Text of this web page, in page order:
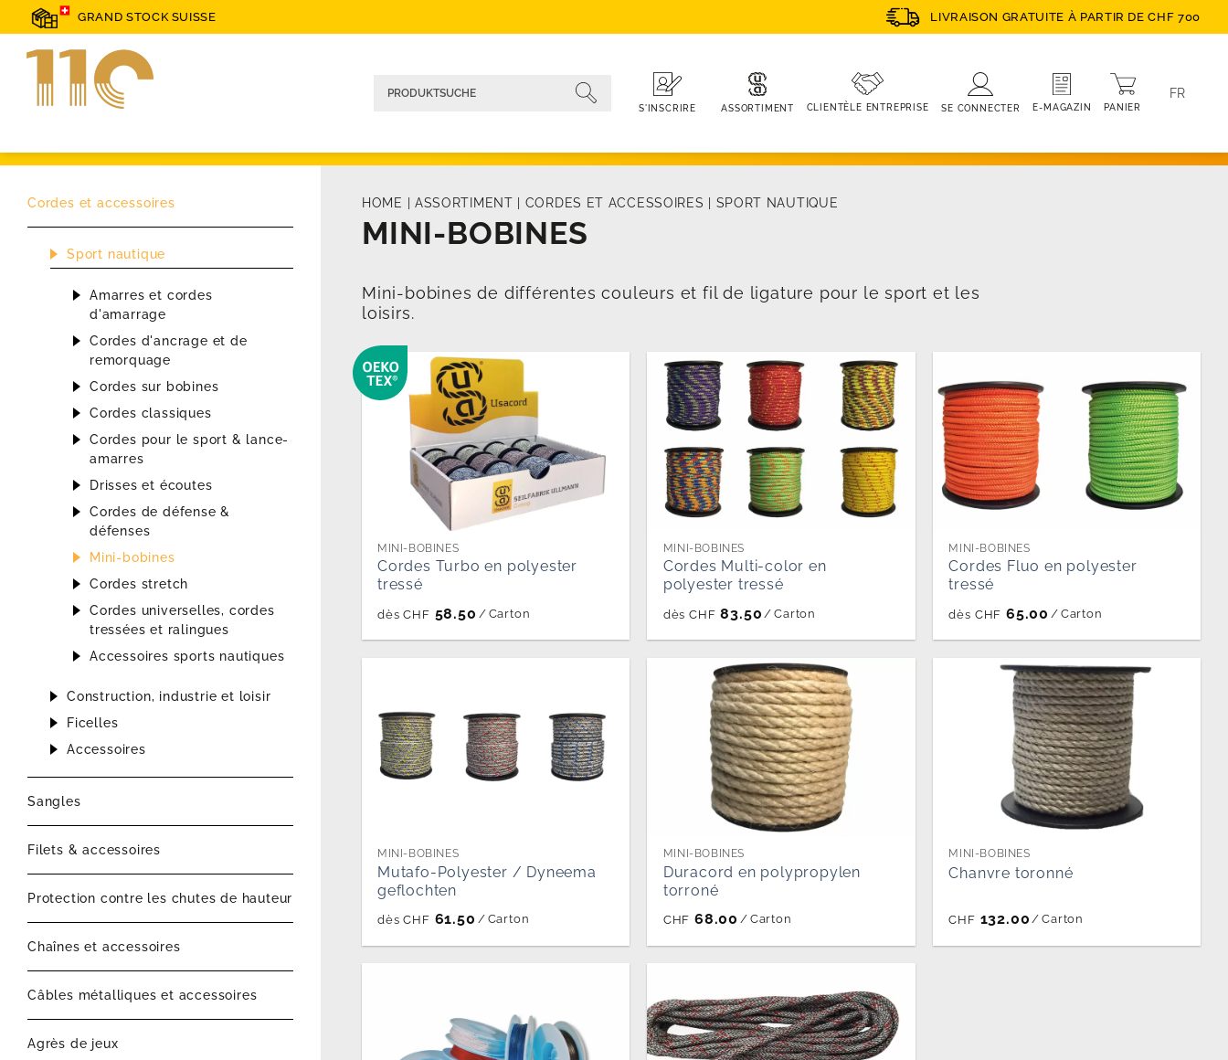
GRAND STOCK SUISSE LIVRAISON GRATUITE À PARTIR DE CHF 700
S'INSCRIRE ASSORTIMENT CLIENTÈLE ENTREPRISE SE CONNECTER E-MAGAZIN PANIER
FR
Cordes et accessoires
Sport nautique
Amarres et cordes
d'amarrage
Cordes d'ancrage et de
remorquage
Cordes sur bobines
Cordes classiques
Cordes pour le sport & lance-
amarres
Drisses et écoutes
Cordes de défense &
défenses
Mini-bobines
Cordes stretch
Cordes universelles, cordes
tressées et ralingues
Accessoires sports nautiques
Construction, industrie et loisir
Ficelles
Accessoires
Sangles
Filets & accessoires
Protection contre les chutes de hauteur
Chaînes et accessoires
Câbles métalliques et accessoires
Agrès de jeux
HOME ASSORTIMENT CORDES ET ACCESSOIRES SPORT NAUTIQUE
MINI-BOBINES
Mini-bobines de différentes couleurs et fil de ligature pour le sport et les
loisirs.
MINI-BOBINES
Cordes Turbo en polyester
tressé
dès CHF 58.50 / Carton
MINI-BOBINES
Cordes Multi-color en
polyester tressé
dès CHF 83.50 / Carton
MINI-BOBINES
Cordes Fluo en polyester
tressé
dès CHF 65.00 / Carton
MINI-BOBINES
Mutafo-Polyester / Dyneema
geflochten
dès CHF 61.50 / Carton
MINI-BOBINES
Duracord en polypropylen
torroné
CHF 68.00 / Carton
MINI-BOBINES
Chanvre toronné
CHF 132.00 / Carton